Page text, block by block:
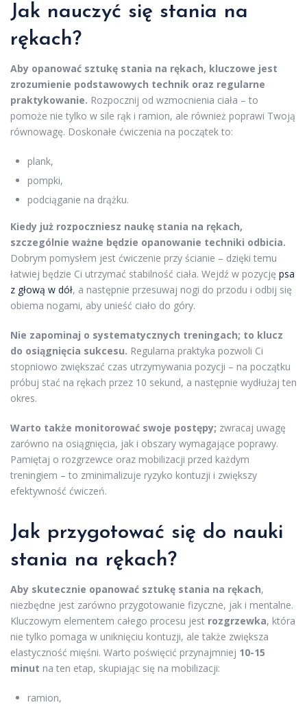
Jak nauczyć się stania na
rękach?
Aby opanować sztukę stania na rękach, kluczowe jest
zrozumienie podstawowych technik oraz regularne
praktykowanie. Rozpocznij od wzmocnienia ciała – to
pomoże nie tylko w sile rąk i ramion, ale również poprawi Twoją
równowagę. Doskonałe ćwiczenia na początek to:
plank,
pompki,
podciąganie na drążku.
Kiedy już rozpoczniesz naukę stania na rękach,
szczególnie ważne będzie opanowanie techniki odbicia.
Dobrym pomysłem jest ćwiczenie przy ścianie – dzięki temu
łatwiej będzie Ci utrzymać stabilność ciała. Wejdź w pozycję psa
z głową w dół, a następnie przesuwaj nogi do przodu i odbij się
obiema nogami, aby unieść ciało do góry.
Nie zapominaj o systematycznych treningach; to klucz
do osiągnięcia sukcesu. Regularna praktyka pozwoli Ci
stopniowo zwiększać czas utrzymywania pozycji – na początku
próbuj stać na rękach przez 10 sekund, a następnie wydłużaj ten
okres.
Warto także monitorować swoje postępy; zwracaj uwagę
zarówno na osiągnięcia, jak i obszary wymagające poprawy.
Pamiętaj o rozgrzewce oraz mobilizacji przed każdym
treningiem – to zminimalizuje ryzyko kontuzji i zwiększy
efektywność ćwiczeń.
Jak przygotować się do nauki
stania na rękach?
Aby skutecznie opanować sztukę stania na rękach,
niezbędne jest zarówno przygotowanie fizyczne, jak i mentalne.
Kluczowym elementem całego procesu jest rozgrzewka, która
nie tylko pomaga w uniknięciu kontuzji, ale także zwiększa
elastyczność mięśni. Warto poświęcić przynajmniej 10-15
minut na ten etap, skupiając się na mobilizacji:
ramion,